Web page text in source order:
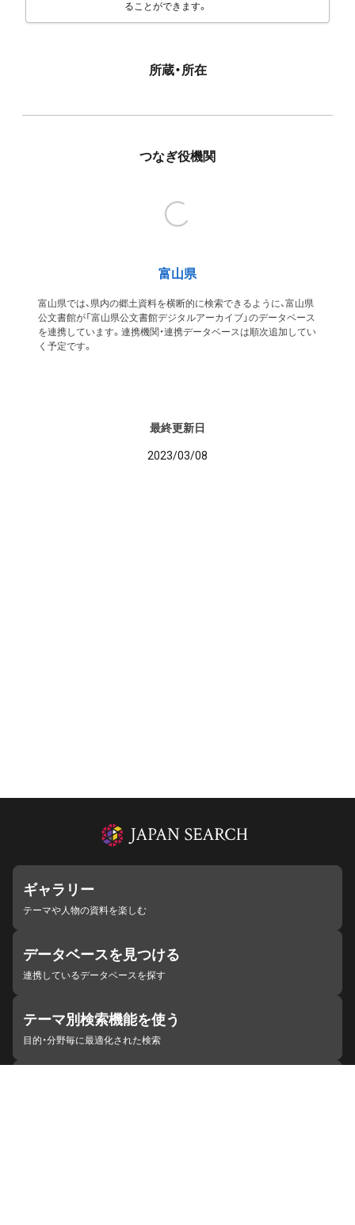
ることができます。
所蔵・所在
つなぎ役機関
富山県
富山県では、県内の郷土資料を横断的に検索できるように、富山県
公文書館が「富山県公文書館デジタルアーカイブ」のデータベース
を連携しています。連携機関・連携データベースは順次追加してい
く予定です。
最終更新日
2023/03/08
ギャラリー
テーマや人物の資料を楽しむ
データベースを見つける
連携しているデータベースを探す
テーマ別検索機能を使う
目的・分野毎に最適化された検索